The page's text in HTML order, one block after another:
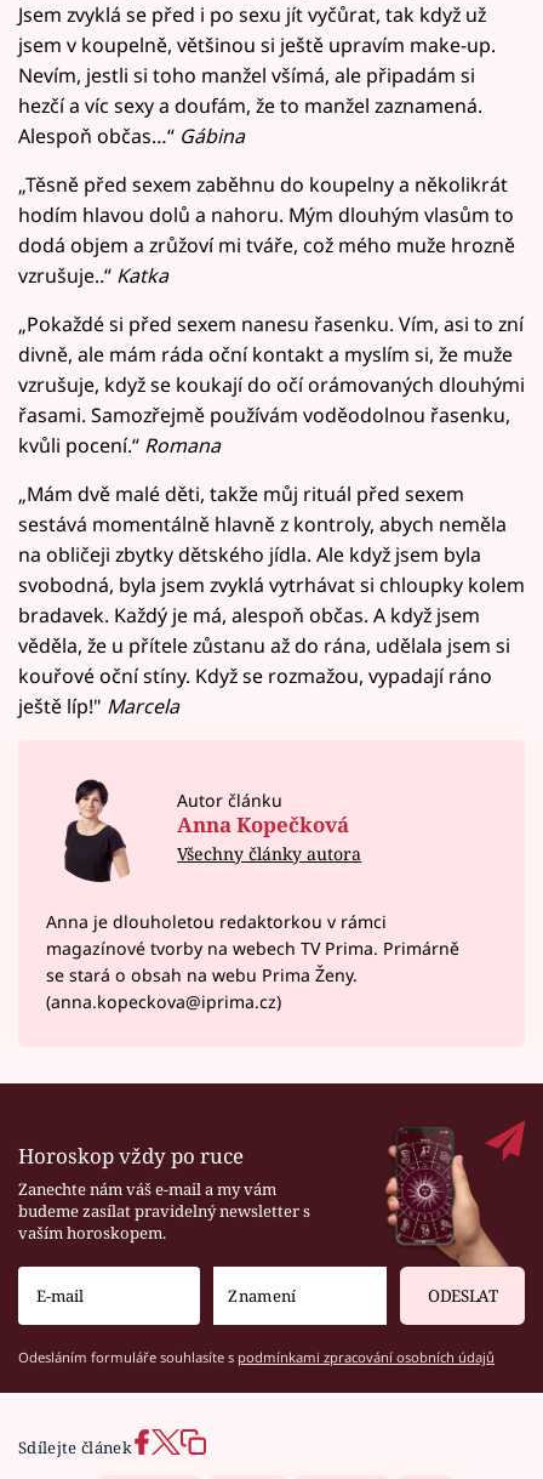
Jsem zvyklá se před i po sexu jít vyčůrat, tak když už
jsem v koupelně, většinou si ještě upravím make-up.
Nevím, jestli si toho manžel všímá, ale připadám si
hezčí a víc sexy a doufám, že to manžel zaznamená.
Alespoň občas…“ Gábina
„Těsně před sexem zaběhnu do koupelny a několikrát
hodím hlavou dolů a nahoru. Mým dlouhým vlasům to
dodá objem a zrůžoví mi tváře, což mého muže hrozně
vzrušuje..“ Katka
„Pokaždé si před sexem nanesu řasenku. Vím, asi to zní
divně, ale mám ráda oční kontakt a myslím si, že muže
vzrušuje, když se koukají do očí orámovaných dlouhými
řasami. Samozřejmě používám voděodolnou řasenku,
kvůli pocení.“ Romana
„Mám dvě malé děti, takže můj rituál před sexem
sestává momentálně hlavně z kontroly, abych neměla
na obličeji zbytky dětského jídla. Ale když jsem byla
svobodná, byla jsem zvyklá vytrhávat si chloupky kolem
bradavek. Každý je má, alespoň občas. A když jsem
věděla, že u přítele zůstanu až do rána, udělala jsem si
kouřové oční stíny. Když se rozmažou, vypadají ráno
ještě líp!" Marcela
Autor článku
Anna Kopečková
Všechny články autora
Anna je dlouholetou redaktorkou v rámci
magazínové tvorby na webech TV Prima. Primárně
se stará o obsah na webu Prima Ženy.
(anna.kopeckova@iprima.cz)
Horoskop vždy po ruce
Zanechte nám váš e-mail a my vám
budeme zasílat pravidelný newsletter s
vaším horoskopem.
ODESLAT
Odesláním formuláře souhlasíte s podmínkami zpracování osobních údajů
Sdílejte článek